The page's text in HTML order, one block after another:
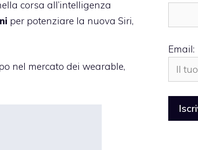
corsa all’intelligenza
per potenziare la nuova Siri,
nel mercato dei wearable,
Email: